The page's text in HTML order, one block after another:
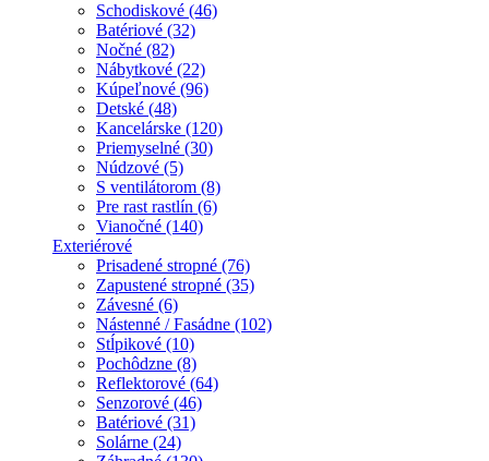
Schodiskové (46)
Batériové (32)
Nočné (82)
Nábytkové (22)
Kúpeľnové (96)
Detské (48)
Kancelárske (120)
Priemyselné (30)
Núdzové (5)
S ventilátorom (8)
Pre rast rastlín (6)
Vianočné (140)
Exteriérové
Prisadené stropné (76)
Zapustené stropné (35)
Závesné (6)
Nástenné / Fasádne (102)
Stĺpikové (10)
Pochôdzne (8)
Reflektorové (64)
Senzorové (46)
Batériové (31)
Solárne (24)